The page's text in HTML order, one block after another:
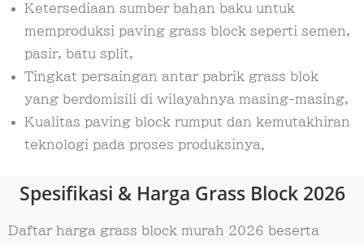
Ketersediaan sumber bahan baku untuk
memproduksi paving grass block seperti semen,
pasir, batu split,
Tingkat persaingan antar pabrik grass blok
yang berdomisili di wilayahnya masing-masing,
Kualitas paving block rumput dan kemutakhiran
teknologi pada proses produksinya.
Spesifikasi & Harga Grass Block 2026
Daftar harga grass block murah 2026 beserta